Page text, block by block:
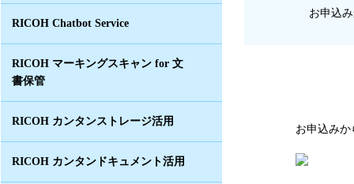
RICOH Chatbot Service
RICOH マーキングスキャン for 文
書保管
RICOH カンタンストレージ活用
RICOH カンタンドキュメント活用
お申込
お申込み